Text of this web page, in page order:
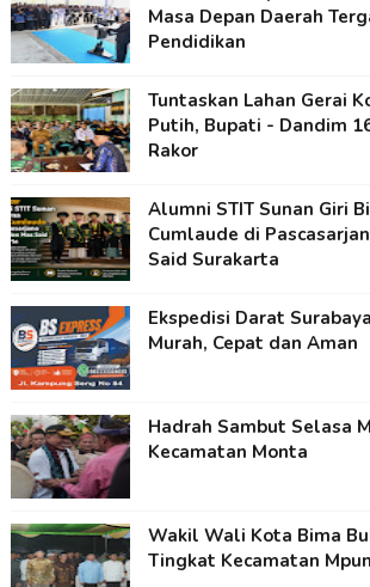
Masa Depan Daerah
Pendidikan
Tuntaskan Lahan Gerai
Putih, Bupati - Dandim
Rakor
Alumni STIT Sunan Giri
Cumlaude di
Said Surakarta
Ekspedisi Darat
Murah, Cepat dan Aman
Hadrah Sambut Selasa
Kecamatan Monta
Wakil Wali Kota Bima
Tingkat Kecamatan